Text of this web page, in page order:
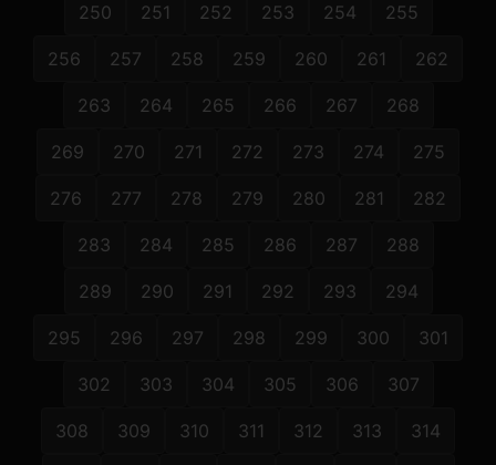
250 251 252 253 254 255
256 257 258 259 260 261 262
263 264 265 266 267 268
269 270 271 272 273 274 275
276 277 278 279 280 281 282
283 284 285 286 287 288
289 290 291 292 293 294
295 296 297 298 299 300 301
302 303 304 305 306 307
308 309 310 311 312 313 314